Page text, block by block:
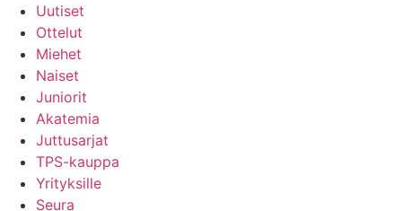
Uutiset
Ottelut
Miehet
Naiset
Juniorit
Akatemia
Juttusarjat
TPS-kauppa
Yrityksille
Seura